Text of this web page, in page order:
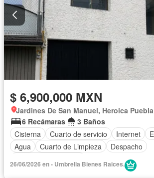
$ 6,900,000 MXN
Jardines De San Manuel, Heroica
6 Recámaras
3 Baños
Cisterna
Cuarto de servicio Internet
Agua
Cuarto de Limpieza
Despacho
26/06/2026 en - Umbrella Bienes Raices.